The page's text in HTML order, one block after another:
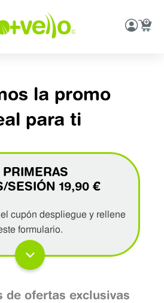
de ofertas exclusivas
la promo
para ti
PRIMERAS
SESIÓN 19,90 €
cupón despliegue y rellene
formulario.